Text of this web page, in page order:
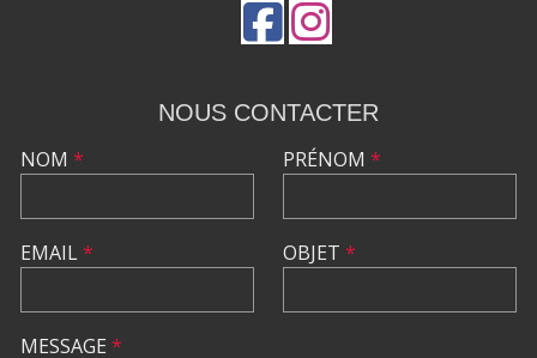
NOUS CONTACTER
NOM *
EMAIL*
PRÉNOM *
OBJET *
MESSAGE *